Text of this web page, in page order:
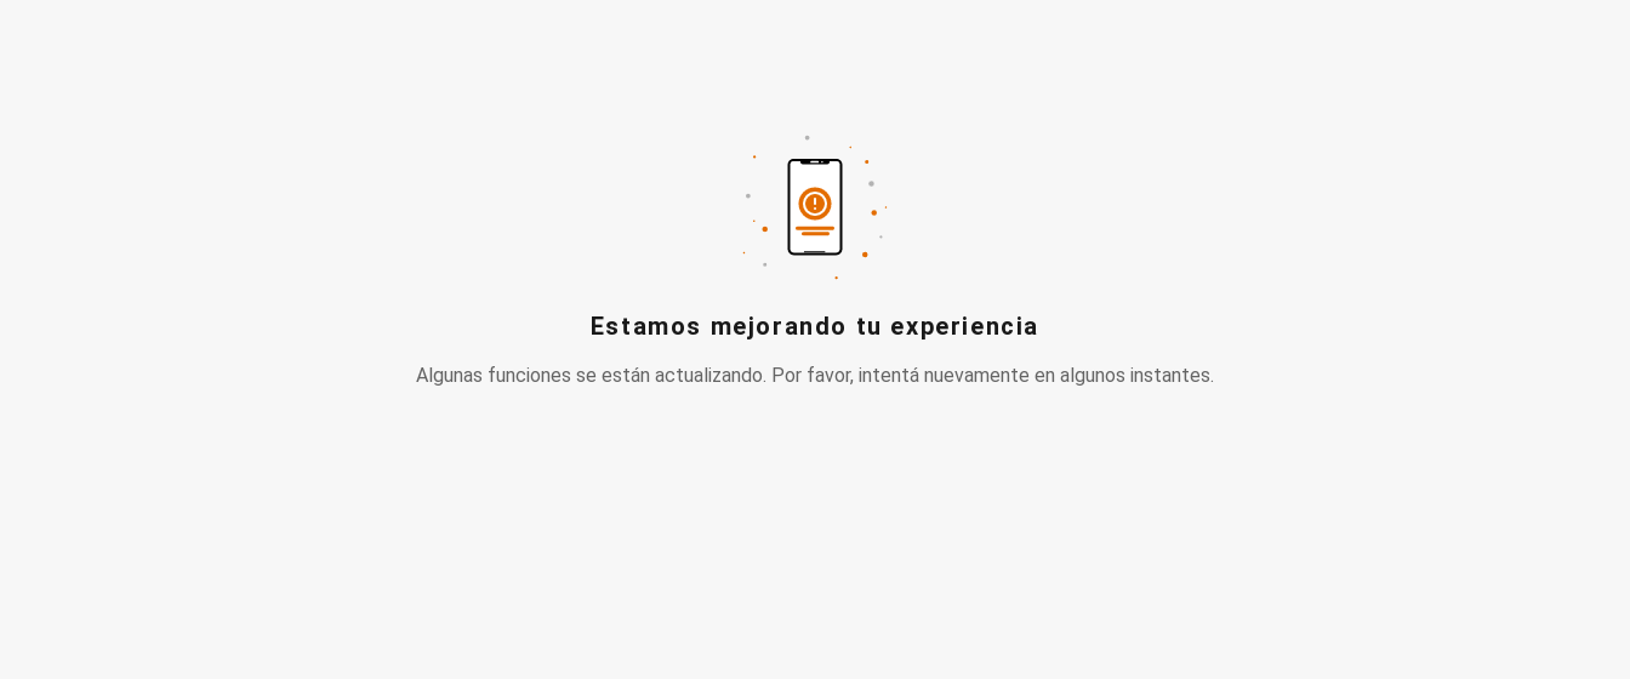
Estamos mejorando tu experiencia
Algunas funciones se están actualizando. Por favor, intentá nuevamente en algunos instantes.